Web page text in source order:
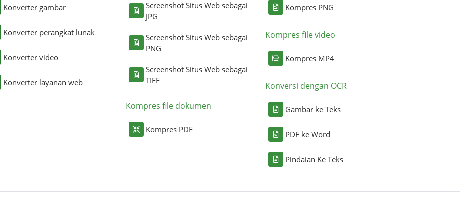
Konverter gambar
Konverter perangkat lunak
Konverter video
Konverter layanan web
Screenshot Situs Web sebagai
JPG
Screenshot Situs Web sebagai
PNG
Screenshot Situs Web sebagai
TIFF
Kompres file dokumen
Kompres PDF
Kompres PNG
Kompres file video
Kompres MP4
Konversi dengan OCR
Gambar ke Teks
PDF ke Word
Pindaian Ke Teks